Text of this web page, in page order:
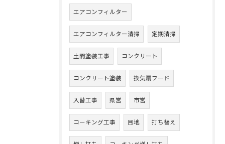
エアコンフィルター
エアコンフィルター清掃 定期清掃
土間塗装工事 コンクリート
コンクリート塗装 換気扇フード
入替工事 県営 市営
コーキング工事 目地 打ち替え